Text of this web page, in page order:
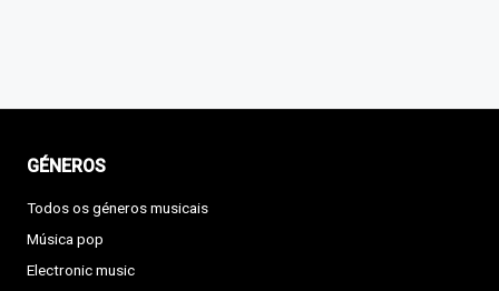
GÉNEROS
Todos os géneros musicais
Música pop
Electronic music